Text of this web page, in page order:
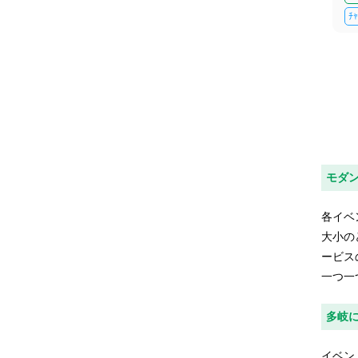
ﾁ
モダ
各イベ
大小
ービス
一つ一
多岐